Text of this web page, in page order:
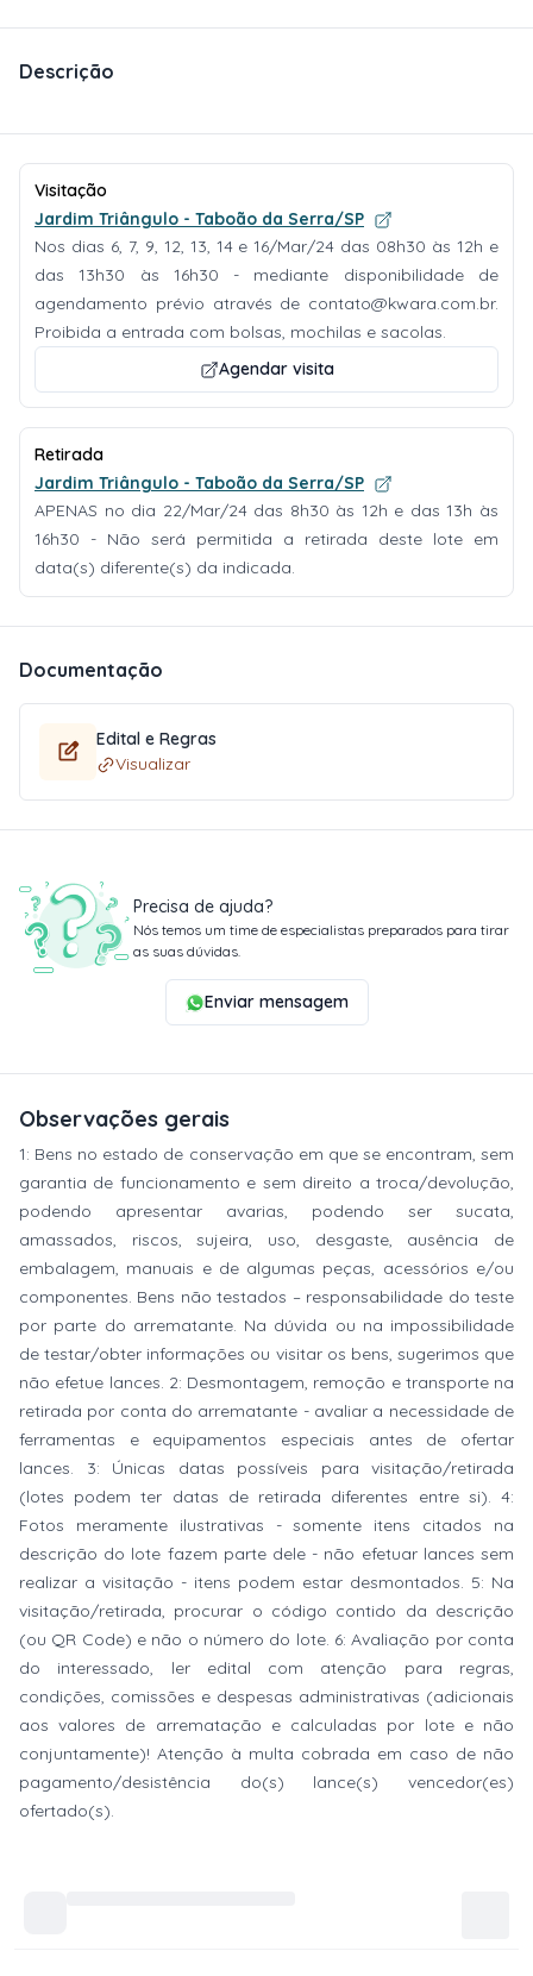
Descrição
Visitação
Jardim Triângulo - Taboão da Serra/SP
Nos dias 6, 7, 9, 12, 13, 14 e 16/Mar/24 das 08h30 às 12h e
das 13h30 às 16h30 - mediante disponibilidade de
agendamento prévio através de contato@kwara.com.br.
Proibida a entrada com bolsas, mochilas e sacolas.
Agendar visita
Retirada
Jardim Triângulo - Taboão da Serra/SP
APENAS no dia 22/Mar/24 das 8h30 às 12h e das 13h às
16h30 - Não será permitida a retirada deste lote em
data(s) diferente(s) da indicada.
Documentação
Edital e Regras
Visualizar
Precisa de ajuda?
Nós temos um time de especialistas preparados para tirar
as suas dúvidas.
Enviar mensagem
Observações gerais
1: Bens no estado de conservação em que se encontram, sem
garantia de funcionamento e sem direito a troca/devolução,
podendo apresentar avarias, podendo ser sucata,
amassados, riscos, sujeira, uso, desgaste, ausência de
embalagem, manuais e de algumas peças, acessórios e/ou
componentes. Bens não testados – responsabilidade do teste
por parte do arrematante. Na dúvida ou na impossibilidade
de testar/obter informações ou visitar os bens, sugerimos que
não efetue lances. 2: Desmontagem, remoção e transporte na
retirada por conta do arrematante - avaliar a necessidade de
ferramentas e equipamentos especiais antes de ofertar
lances. 3: Únicas datas possíveis para visitação/retirada
(lotes podem ter datas de retirada diferentes entre si). 4:
Fotos meramente ilustrativas - somente itens citados na
descrição do lote fazem parte dele - não efetuar lances sem
realizar a visitação - itens podem estar desmontados. 5: Na
visitação/retirada, procurar o código contido da descrição
(ou QR Code) e não o número do lote. 6: Avaliação por conta
do interessado, ler edital com atenção para regras,
condições, comissões e despesas administrativas (adicionais
aos valores de arrematação e calculadas por lote e não
conjuntamente)! Atenção à multa cobrada em caso de não
pagamento/desistência do(s) lance(s) vencedor(es)
ofertado(s).